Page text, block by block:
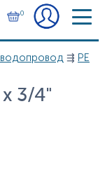
0
⇶ PE
3/4"